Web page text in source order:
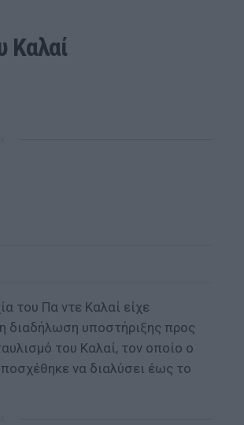
Καλαί
του Πα ντε Καλαί είχε
διαδήλωση υποστήριξης προς
του Καλαί, τον οποίο ο
να διαλύσει έως το